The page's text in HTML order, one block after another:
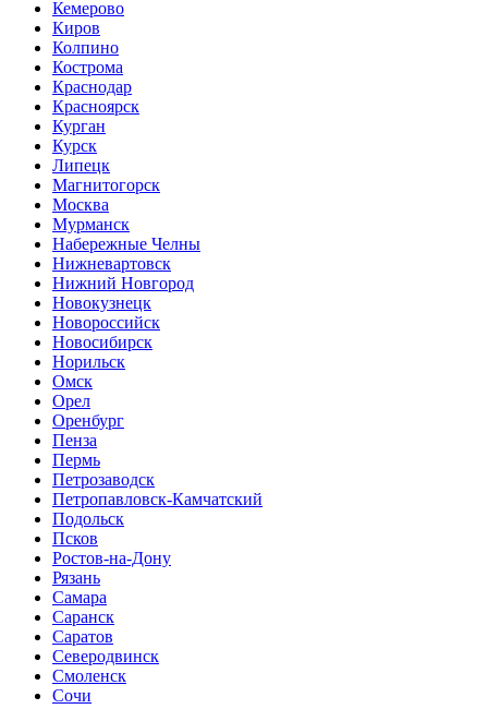
Кемерово
Киров
Колпино
Кострома
Краснодар
Красноярск
Курган
Курск
Липецк
Магнитогорск
Москва
Мурманск
Набережные Челны
Нижневартовск
Нижний Новгород
Новокузнецк
Новороссийск
Новосибирск
Норильск
Омск
Орел
Оренбург
Пенза
Пермь
Петрозаводск
Петропавловск-Камчатский
Подольск
Псков
Ростов-на-Дону
Рязань
Самара
Саранск
Саратов
Северодвинск
Смоленск
Сочи